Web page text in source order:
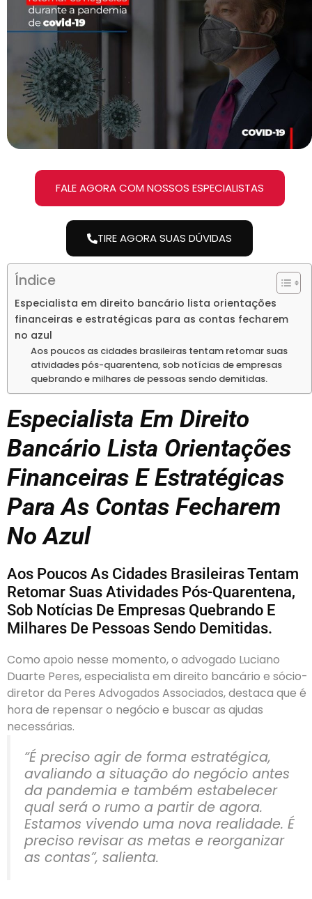
FALE AGORA COM NOSSOS ESPECIALISTAS
TIRE AGORA SUAS DÚVIDAS
Índice
Especialista em direito bancário lista orientações
financeiras e estratégicas para as contas fecharem
no azul
Aos poucos as cidades brasileiras tentam retomar suas
atividades pós-quarentena, sob notícias de empresas
quebrando e milhares de pessoas sendo demitidas.
Especialista Em Direito
Bancário Lista Orientações
Financeiras E Estratégicas
Para As Contas Fecharem
No Azul
Aos Poucos As Cidades Brasileiras Tentam
Retomar Suas Atividades Pós-Quarentena,
Sob Notícias De Empresas Quebrando E
Milhares De Pessoas Sendo Demitidas.
Como apoio nesse momento, o advogado Luciano
Duarte Peres, especialista em direito bancário e sócio-
diretor da Peres Advogados Associados, destaca que é
hora de repensar o negócio e buscar as ajudas
necessárias.
“É preciso agir de forma estratégica,
avaliando a situação do negócio antes
da pandemia e também estabelecer
qual será o rumo a partir de agora.
Estamos vivendo uma nova realidade. É
preciso revisar as metas e reorganizar
as contas”, salienta.